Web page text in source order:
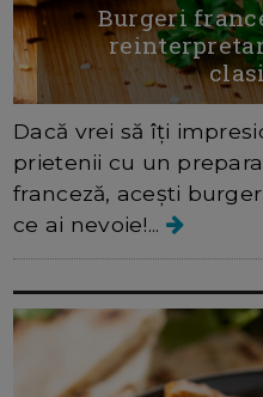
Burgeri
Dacă vrei să îți
prietenii cu un
franceză, acești
ce ai nevoie!...